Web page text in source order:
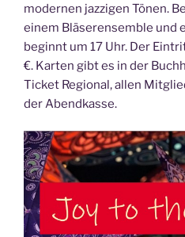
modernen jazzigen Tönen.
einem Bläserensemble und
beginnt um 17 Uhr. Der
€. Karten gibt es in der
Ticket Regional, allen
der Abendkasse.